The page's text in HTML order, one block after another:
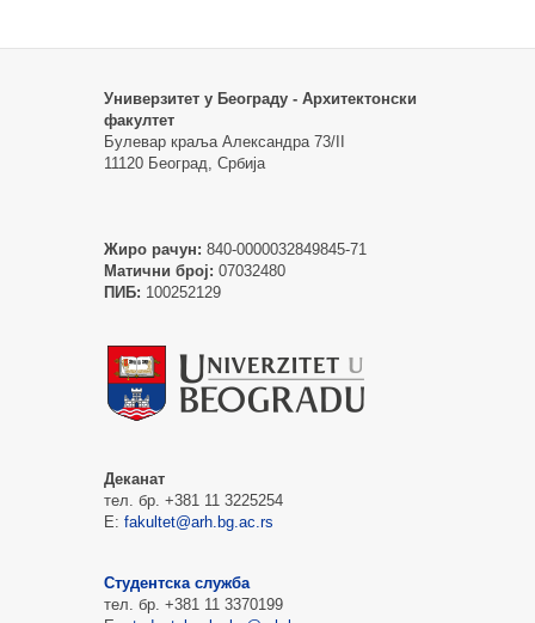
Универзитет у Београду - Архитектонски
факултет
Булевар краља Александра 73/II
11120 Београд, Србија
Жиро рачун: 840-0000032849845-71
Матични број: 07032480
ПИБ: 100252129
Деканат
тел. бр. +381 11 3225254
Е: fakultet@arh.bg.ac.rs
Студентска служба
тел. бр. +381 11 3370199